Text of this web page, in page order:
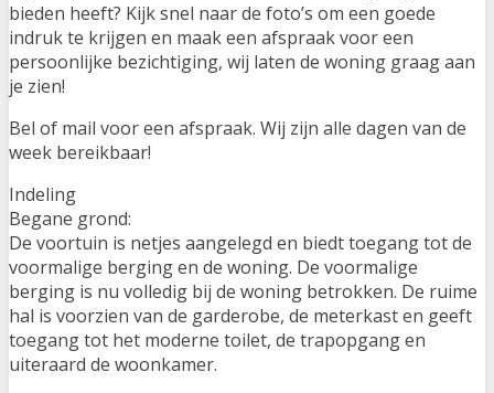
bieden heeft? Kijk snel naar de foto’s om een goede
indruk te krijgen en maak een afspraak voor een
persoonlijke bezichtiging, wij laten de woning graag aan
je zien!
Bel of mail voor een afspraak. Wij zijn alle dagen van de
week bereikbaar!
Indeling
Begane grond:
De voortuin is netjes aangelegd en biedt toegang tot de
voormalige berging en de woning. De voormalige
berging is nu volledig bij de woning betrokken. De ruime
hal is voorzien van de garderobe, de meterkast en geeft
toegang tot het moderne toilet, de trapopgang en
uiteraard de woonkamer.